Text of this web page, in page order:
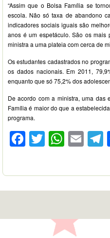
“Assim que o Bolsa Família se
escola. Não só taxa de abandono
indicadores sociais iguais são
anos é um espetáculo. São os mais
ministra a uma plateia com cerca de
Os estudantes cadastrados no
os dados nacionais. Em 2011,
enquanto que só 75,2% dos
De acordo com a ministra, uma
Família é maior do que a
programa.
Facebook
Twitter